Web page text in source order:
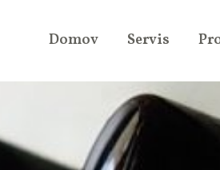
Domov Servis